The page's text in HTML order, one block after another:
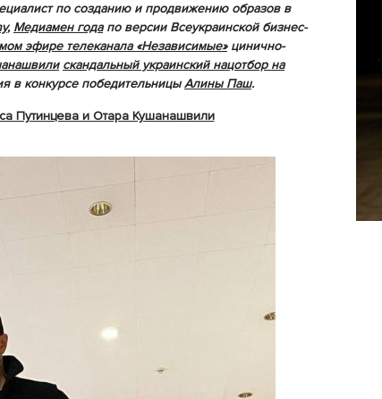
по созданию и продвижению образов в
, Медиамен годапо версии Всеукраинской бизнес-
эфире телеканала «Независимые»цинично-
скандальный украинский нацотбор на
в конкурсе победительницыАлины Паш.
Путинцева и Отара Кушанашвили